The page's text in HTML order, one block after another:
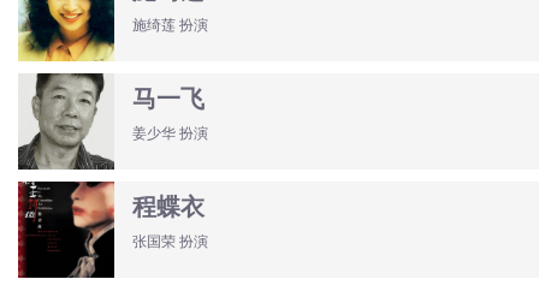
施绮莲 扮演
马一飞
姜少华 扮演
程蝶衣
张国荣 扮演